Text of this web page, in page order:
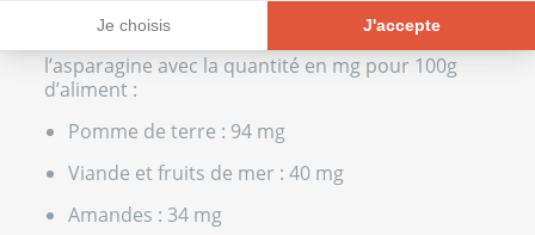
Je choisis J'accepte
Axeptio consent
Plateforme de Gestion du Consentement : Personnalisez vos
l’asparagine avec la quantité en mg pour 100g
d’aliment :
Pomme de terre : 94 mg
Viande et fruits de mer : 40 mg
Amandes : 34 mg